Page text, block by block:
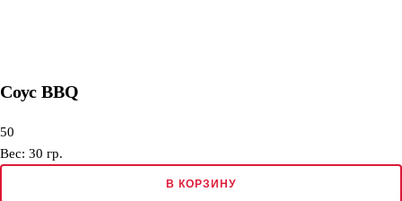
Соус BBQ
50
Вес: 30 гр.
В КОРЗИНУ